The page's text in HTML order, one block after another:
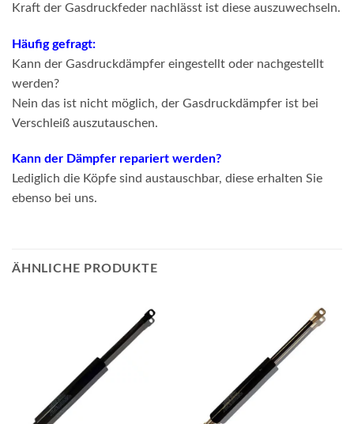
Kraft der Gasdruckfeder nachlässt ist diese auszuwechseln.
Häufig gefragt:
Kann der Gasdruckdämpfer eingestellt oder nachgestellt
werden?
Nein das ist nicht möglich, der Gasdruckdämpfer ist bei
Verschleiß auszutauschen.
Kann der Dämpfer repariert werden?
Lediglich die Köpfe sind austauschbar, diese erhalten Sie
ebenso bei uns.
ÄHNLICHE PRODUKTE